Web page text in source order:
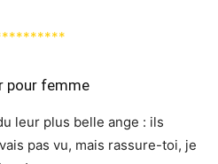
pour femme
leur plus belle ange : ils
pas vu, mais rassure-toi, je